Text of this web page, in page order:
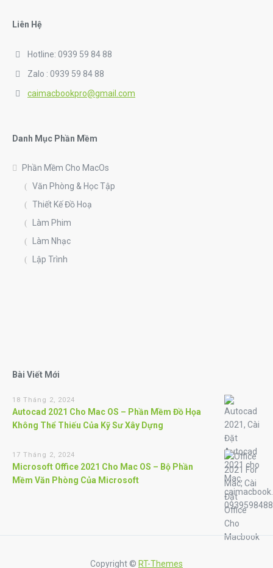
Liên Hệ
Hotline: 0939 59 84 88
Zalo : 0939 59 84 88
caimacbookpro@gmail.com
Danh Mục Phần Mềm
Phần Mềm Cho MacOs
Văn Phòng & Học Tập
Thiết Kế Đồ Hoạ
Làm Phim
Làm Nhạc
Lập Trình
Bài Viết Mới
18 Tháng 2, 2024
Autocad 2021 Cho Mac OS – Phần Mềm Đồ Họa
Không Thể Thiếu Của Kỹ Sư Xây Dựng
17 Tháng 2, 2024
Microsoft Office 2021 Cho Mac OS – Bộ Phần
Mềm Văn Phòng Của Microsoft
Copyright © RT-Themes